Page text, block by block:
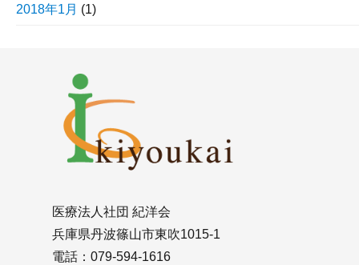
2018年1月 (1)
医療法人社団 紀洋会
兵庫県丹波篠山市東吹1015-1
電話：079-594-1616